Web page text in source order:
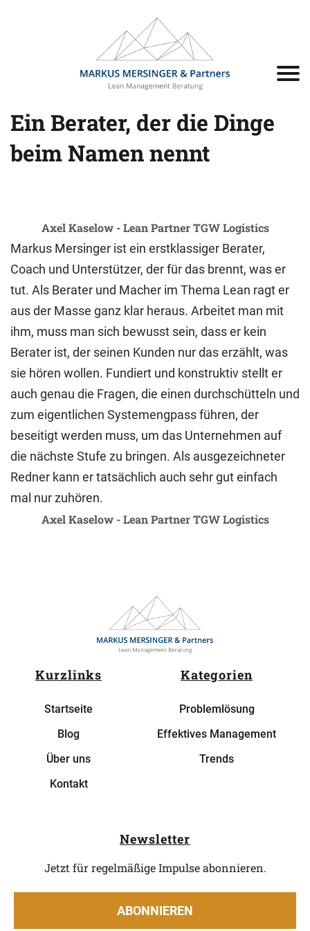
Ein Berater, der die Dinge
beim Namen nennt
Axel Kaselow - Lean Partner TGW Logistics
Markus Mersinger ist ein erstklassiger Berater,
Coach und Unterstützer, der für das brennt, was er
tut. Als Berater und Macher im Thema Lean ragt er
aus der Masse ganz klar heraus. Arbeitet man mit
ihm, muss man sich bewusst sein, dass er kein
Berater ist, der seinen Kunden nur das erzählt, was
sie hören wollen. Fundiert und konstruktiv stellt er
auch genau die Fragen, die einen durchschütteln und
zum eigentlichen Systemengpass führen, der
beseitigt werden muss, um das Unternehmen auf
die nächste Stufe zu bringen. Als ausgezeichneter
Redner kann er tatsächlich auch sehr gut einfach
mal nur zuhören.
Axel Kaselow - Lean Partner TGW Logistics
Kurzlinks
Startseite
Blog
Über uns
Kontakt
Kategorien
Problemlösung
Effektives Management
Trends
Newsletter
Jetzt für regelmäßige Impulse abonnieren.
ABONNIEREN